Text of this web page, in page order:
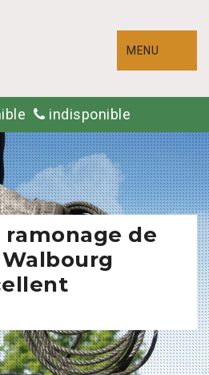
MENU
indisponible
de